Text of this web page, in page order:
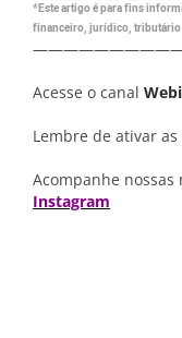
*Este artigo é para fins
financeiro, jurídico, tributário
Acesse o canal
Lembre de ativar
Acompanhe
Instagram